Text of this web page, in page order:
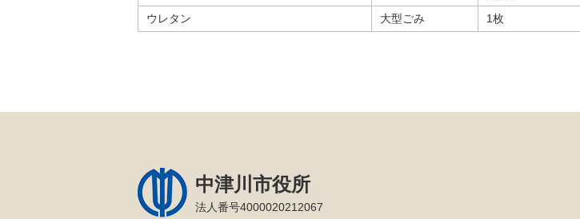
ウレタン 大型ごみ 1枚
中津川市役所
法人番号4000020212067